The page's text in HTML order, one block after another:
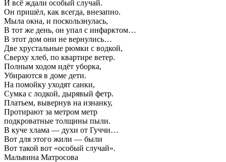
И всё ждали особый случай.
Он пришёл, как всегда, внезапно.
Мыла окна, и поскользнулась,
В тот же день, он упал с инфарктом…
В этот дом они не вернулись…
Две хрустальные рюмки с водкой,
Сверху хлеб, по квартире ветер.
Полным ходом идёт уборка,
Убираются в доме дети.
На помойку уходят санки,
Сумка с лодкой, дырявый фетр.
Платьем, вывернув на изнанку,
Протирают за метром метр
подкроватные толщины пыли.
В куче хлама — духи от Гуччи…
Вот для этого жили — были
Вот такой вот «особый случай».
Мальвина Матросова